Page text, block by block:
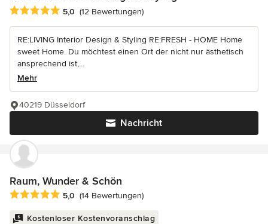
Durchschnittliche Bewertung: 5 von 5 Sternen
5,0 (12 Bewertungen)
RE:LIVING Interior Design & Styling RE:FRESH - HOME Home
sweet Home. Du möchtest einen Ort der nicht nur ästhetisch
ansprechend ist,...
Mehr
Nachricht
40219 Düsseldorf
Raum, Wunder & Schön
Durchschnittliche Bewertung: 5 von 5 Sternen
5,0 (14 Bewertungen)
Kostenloser Kostenvoranschlag